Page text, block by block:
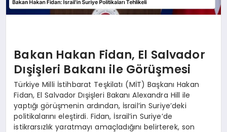
Bakan Hakan Fidan, El Salvador
Dışişleri Bakanı ile Görüşmesi
Türkiye Milli İstihbarat Teşkilatı (MİT) Başkanı Hakan
Fidan, El Salvador Dışişleri Bakanı Alexandra Hill ile
yaptığı görüşmenin ardından, İsrail’in Suriye’deki
politikalarını eleştirdi. Fidan, İsrail’in Suriye’de
istikrarsızlık yaratmayı amaçladığını belirterek, son